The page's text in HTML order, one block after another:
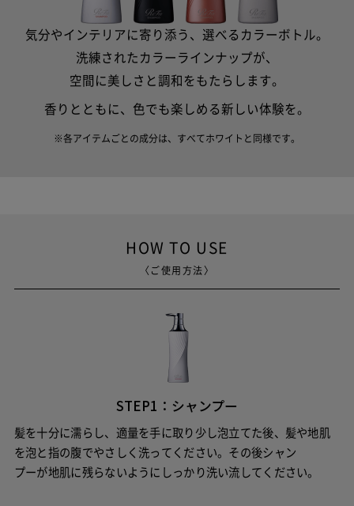
気分やインテリアに寄り添う、選べるカラーボトル。
洗練されたカラーラインナップが、
空間に美しさと調和をもたらします。
香りとともに、色でも楽しめる新しい体験を。
※各アイテムごとの成分は、すべてホワイトと同様です。
HOW TO USE
〈ご使用方法〉
STEP1：シャンプー
髪を十分に濡らし、適量を手に取り少し泡立てた後、髪や地肌
を泡と指の腹でやさしく洗ってください。 その後シャン
プーが地肌に残らないようにしっかり洗い流してください。